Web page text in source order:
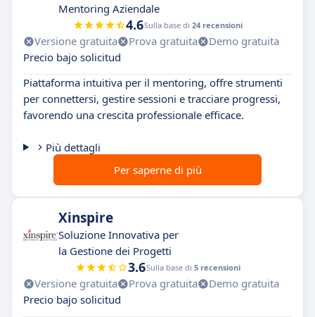
Mentoring Aziendale
4.6Sulla base di 24 recensioni
Versione gratuita Prova gratuita
Demo gratuita
Precio bajo solicitud
Piattaforma intuitiva per il mentoring, offre strumenti
per connettersi, gestire sessioni e tracciare progressi,
favorendo una crescita professionale efficace.
Più dettagli
Per saperne di più
Xinspire
Soluzione Innovativa per
la Gestione dei Progetti
3.6Sulla base di 5 recensioni
Versione gratuita Prova gratuita
Demo gratuita
Precio bajo solicitud